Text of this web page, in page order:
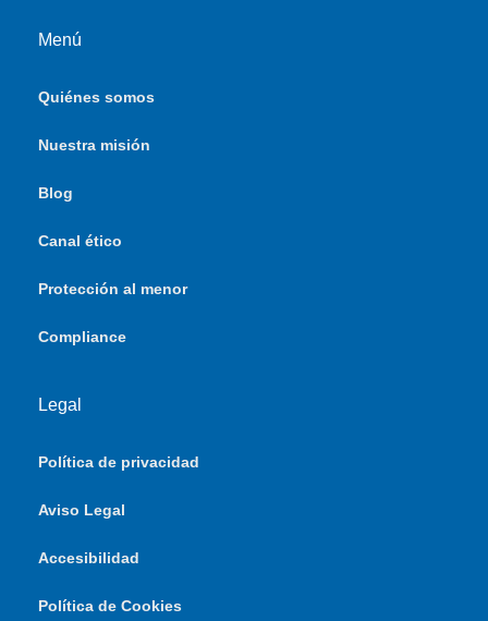
Menú
Quiénes somos
Nuestra misión
Blog
Canal ético
Protección al menor
Compliance
Legal
Política de privacidad
Aviso Legal
Accesibilidad
Política de Cookies